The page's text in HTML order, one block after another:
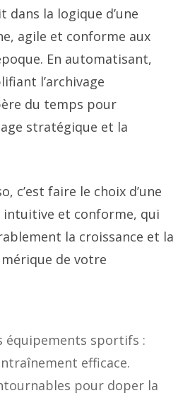
dans la logique d’une
agile et conforme aux
En automatisant,
l’archivage
du temps pour
stratégique et la
c’est faire le choix d’une
et conforme, qui
la croissance et la
de votre
équipements sportifs :
efficace.
pour doper la